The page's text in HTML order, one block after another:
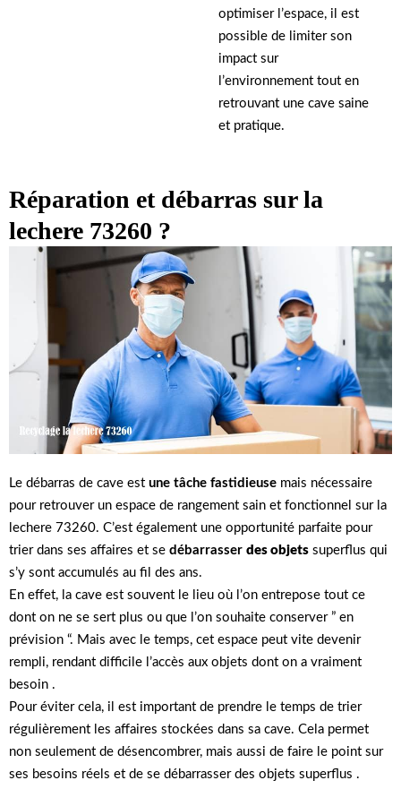
optimiser l’espace, il est
possible de limiter son
impact sur
l’environnement tout en
retrouvant une cave saine
et pratique.
Réparation et débarras sur la
lechere 73260 ?
Le débarras de cave est une tâche fastidieuse mais nécessaire
pour retrouver un espace de rangement sain et fonctionnel sur la
lechere 73260. C’est également une opportunité parfaite pour
trier dans ses affaires et se débarrasser des objets superflus qui
s’y sont accumulés au fil des ans.
En effet, la cave est souvent le lieu où l’on entrepose tout ce
dont on ne se sert plus ou que l’on souhaite conserver ” en
prévision “. Mais avec le temps, cet espace peut vite devenir
rempli, rendant difficile l’accès aux objets dont on a vraiment
besoin .
Pour éviter cela, il est important de prendre le temps de trier
régulièrement les affaires stockées dans sa cave. Cela permet
non seulement de désencombrer, mais aussi de faire le point sur
ses besoins réels et de se débarrasser des objets superflus .